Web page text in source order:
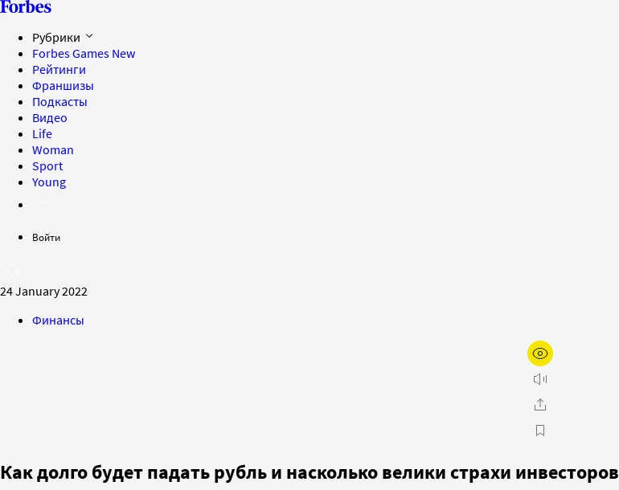
Рубрики
Forbes Games New
Рейтинги
Франшизы
Подкасты
Видео
Life
Woman
Sport
Young
Войти
24 January 2022
Финансы
Как долго будет падать рубль и насколько велики страхи инвесторов